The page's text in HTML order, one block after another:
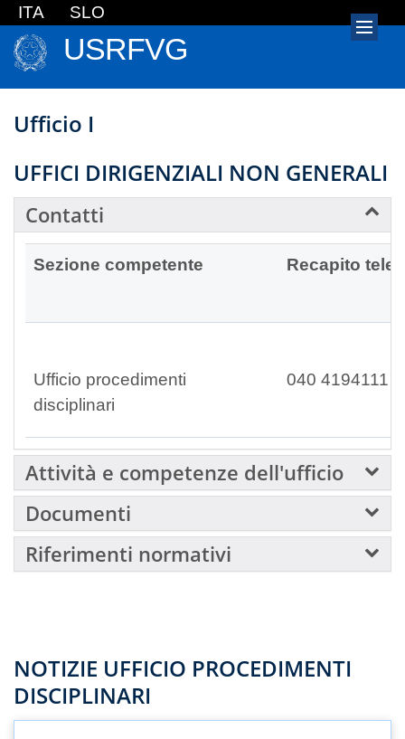
ITA SLO
USRFVG
Ufficio I
UFFICI DIRIGENZIALI NON GENERALI
Contatti
Sezione competente Recapito
Ufficio procedimenti
disciplinari
040 4194111
Attività e competenze dell'ufficio
Documenti
Riferimenti normativi
NOTIZIE UFFICIO PROCEDIMENTI
DISCIPLINARI